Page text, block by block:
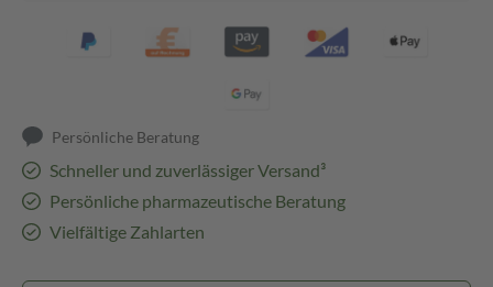
Persönliche Beratung
Schneller und zuverlässiger Versand³
Persönliche pharmazeutische Beratung
Vielfältige Zahlarten